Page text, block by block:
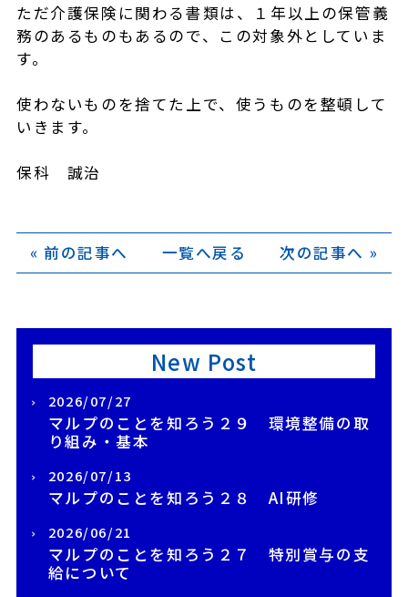
New Post
2026/07/27
マルプのことを知ろう２９ 環境整備の取
り組み・基本
2026/07/13
マルプのことを知ろう２８ AI研修
2026/06/21
マルプのことを知ろう２７ 特別賞与の支
給について
ただ介護保険に関わる書類は、１年以上の保管義
務のあるものもあるので、この対象外としていま
す。
使わないものを捨てた上で、使うものを整頓して
いきます。
保科 誠治
« 前の記事へ 一覧へ戻る 次の記事へ »